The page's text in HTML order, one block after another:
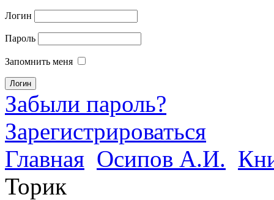
Логин
Пароль
Запомнить меня
Забыли пароль?
Зарегистрироваться
Главная Осипов А.И.
Торик